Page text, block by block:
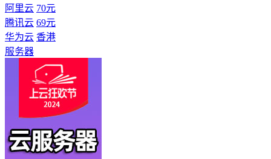
阿里云 70元
腾讯云 69元
华为云 香港
服务器